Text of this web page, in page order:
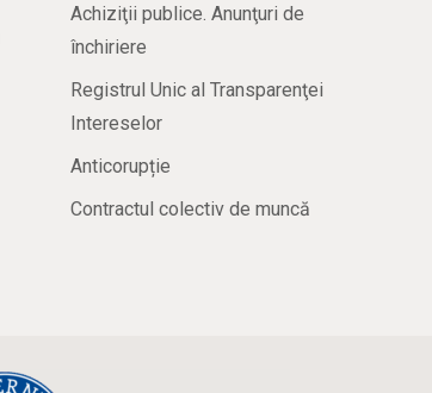
Achiziţii publice. Anunţuri de
închiriere
Registrul Unic al Transparenţei
Intereselor
Anticorupție
Contractul colectiv de muncă